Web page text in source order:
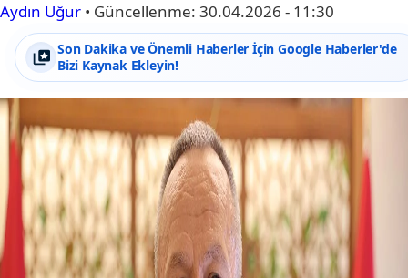
Aydın Uğur • Güncellenme: 30.04.2026 - 11:30
Son Dakika ve Önemli Haberler İçin Google Haberler'de
Bizi Kaynak Ekleyin!